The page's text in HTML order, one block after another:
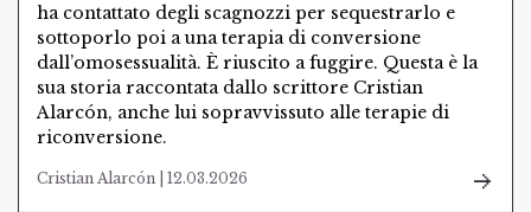
ha contattato degli scagnozzi per sequestrarlo e
sottoporlo poi a una terapia di conversione
dall’omosessualità. È riuscito a fuggire. Questa è la
sua storia raccontata dallo scrittore Cristian
Alarcón, anche lui sopravvissuto alle terapie di
riconversione.
Cristian Alarcón | 12.03.2026